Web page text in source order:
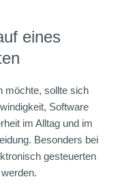
eines
möchte, sollte sich
Software
im Alltag und im
Besonders bei
gesteuerten